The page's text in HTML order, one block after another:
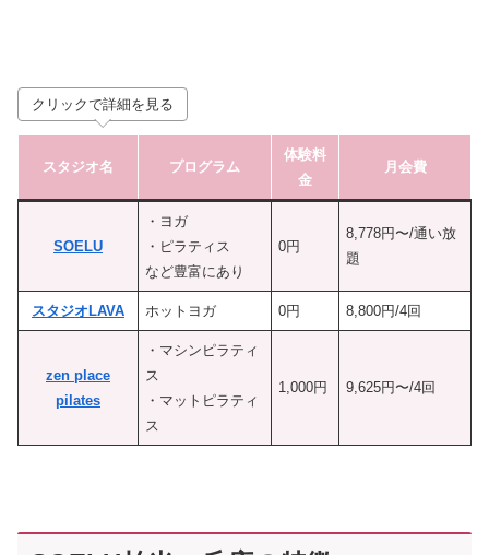
クリックで詳細を見る
スタジオ名 プログラム
体験料
金
月会費
SOELU
・ヨガ
・ピラティス
など豊富にあり
0円
8,778円〜/通い放
題
スタジオLAVA ホットヨガ 0円 8,800円/4回
zen place
pilates
・マシンピラティ
ス
・マットピラティ
ス
1,000円 9,625円〜/4回